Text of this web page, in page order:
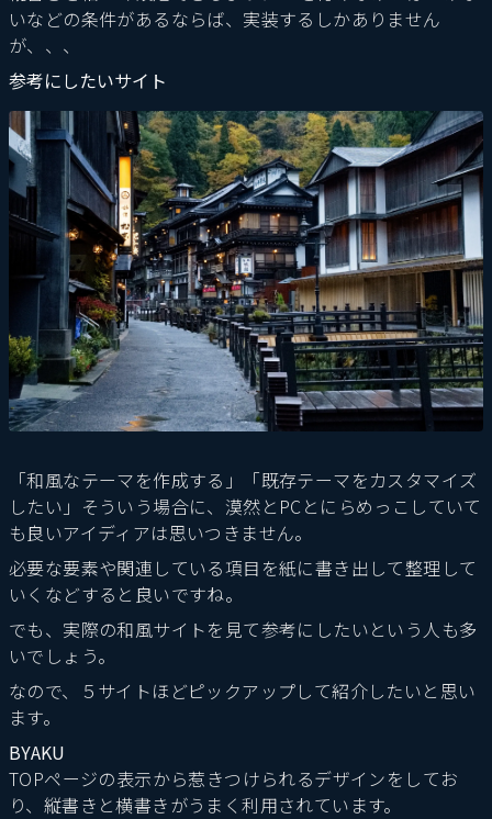
いなどの条件があるならば、実装するしかありません
が、、、
参考にしたいサイト
「和風なテーマを作成する」「既存テーマをカスタマイズ
したい」そういう場合に、漠然とPCとにらめっこしていて
も良いアイディアは思いつきません。
必要な要素や関連している項目を紙に書き出して整理して
いくなどすると良いですね。
でも、実際の和風サイトを見て参考にしたいという人も多
いでしょう。
なので、５サイトほどピックアップして紹介したいと思い
ます。
BYAKU
TOPページの表示から惹きつけられるデザインをしてお
り、縦書きと横書きがうまく利用されています。